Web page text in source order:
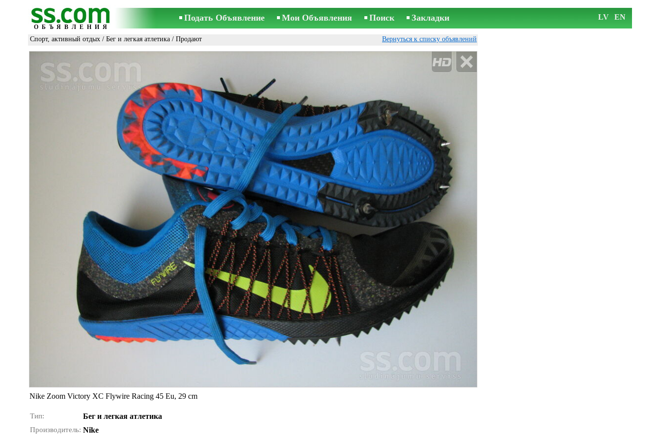
ОБЪЯВЛЕНИЯ
Подать Объявление Мои Объявления Поиск Закладки LV EN
Спорт, активный отдых / Бег и легкая атлетика / Продают Вернуться к списку объявлений
Nike Zoom Victory XC Flywire Racing 45 Eu, 29 cm
Тип: Бег и легкая атлетика
Производитель: Nike